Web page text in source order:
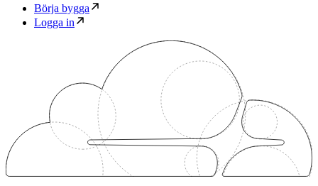
Börja bygga
Logga in